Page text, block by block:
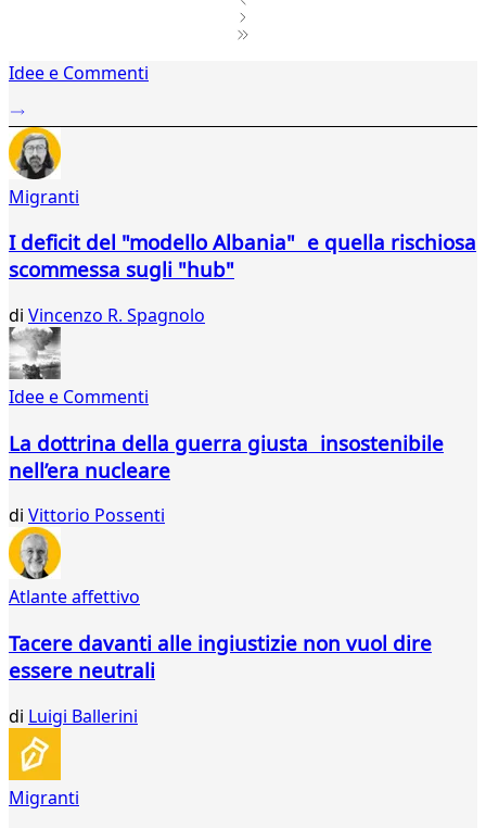
2Idee e Commenti
Migranti
I deficit del "modello Albania" e quella rischiosa
scommessa sugli "hub"
di Vincenzo R. Spagnolo
Idee e Commenti
La dottrina della guerra giusta insostenibile
nell’era nucleare
di Vittorio Possenti
Atlante affettivo
Tacere davanti alle ingiustizie non vuol dire
essere neutrali
di Luigi Ballerini
Migranti